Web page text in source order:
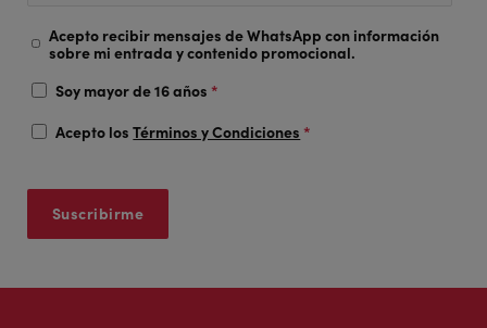
Acepto recibir mensajes de WhatsApp con información
sobre mi entrada y contenido promocional.
Soy mayor de 16 años *
Acepto losTérminos y Condiciones *